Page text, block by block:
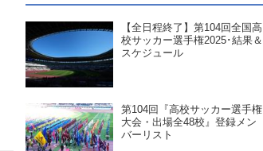
【全日程終了】第104回全国高
校サッカー選手権2025･結果＆
スケジュール
第104回『高校サッカー選手権
大会・出場全48校』登録メン
バーリスト